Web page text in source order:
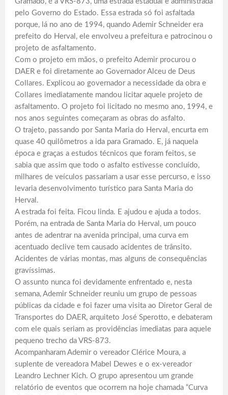
pelo Governo do Estado. Essa estrada só foi asfaltada
porque, lá no ano de 1994, quando Ademir Schneider era
prefeito do Herval, ele envolveu a prefeitura e patrocinou o
projeto de asfaltamento.
Com o projeto em mãos, o prefeito Ademir procurou o
DAER e foi diretamente ao Governador Alceu de Deus
Collares. Explicou ao governador a necessidade da obra e
Collares imediatamente mandou licitar aquele projeto de
asfaltamento. O projeto foi licitado no mesmo ano, 1994, e
nos anos seguintes começaram as obras do asfalto.
O trajeto, passando por Santa Maria do Herval, encurta em
quase 40 quilômetros a ida para Gramado. E, já naquela
época e graças a estudos técnicos que foram feitos, se
sabia que assim que todo o asfalto estivesse concluído,
milhares de veículos passariam a usar esse percurso, e isso
levaria desenvolvimento turístico para Santa Maria do
Herval.
A estrada foi feita. Ficou linda. E ajudou e ajuda a todos.
Porém, na entrada de Santa Maria do Herval, um pouco
antes de adentrar na avenida principal, uma curva em
acentuado declive tem causado acidentes de trânsito.
Acidentes de várias montas, mas alguns de consequências
gravíssimas.
O assunto nunca foi devidamente enfrentado e, nesta
semana, Ademir Schneider reuniu um grupo de pessoas
públicas da cidade e foi fazer uma visita ao Diretor Geral de
Transportes do DAER, arquiteto José Sperotto, e debateram
com ele quais seriam as providências imediatas para aquele
pequeno trecho da VRS-873.
Acompanharam Ademir o vereador Clérice Moura, a
suplente de vereadora Mabel Dewes e o ex-vereador
Leandro Lechner Kich. O grupo apresentou um grande
relatório de eventos que ocorrem na hoje chamada “Curva